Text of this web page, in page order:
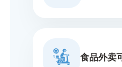
食品外卖